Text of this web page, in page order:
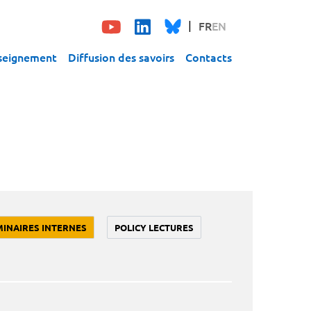
FREN
Diffusion des savoirs Contacts
INTERNES POLICY LECTURES